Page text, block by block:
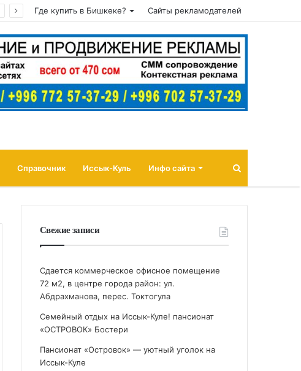
Где купить в Бишкеке? Сайты рекламодателей
Справочник Иссык-Куль Инфо сайта
Свежие записи
Сдается коммерческое офисное помещение
72 м2, в центре города район: ул.
Абдрахманова, перес. Токтогула
Семейный отдых на Иссык-Куле! пансионат
«ОСТРОВОК» Бостери
Пансионат «Островок» — уютный уголок на
Иссык-Куле